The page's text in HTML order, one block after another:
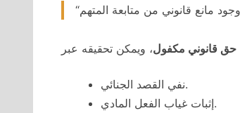
حق قانوني مكفول
نفي القصد الجنائي.
إثبات غياب الفعل المادي.